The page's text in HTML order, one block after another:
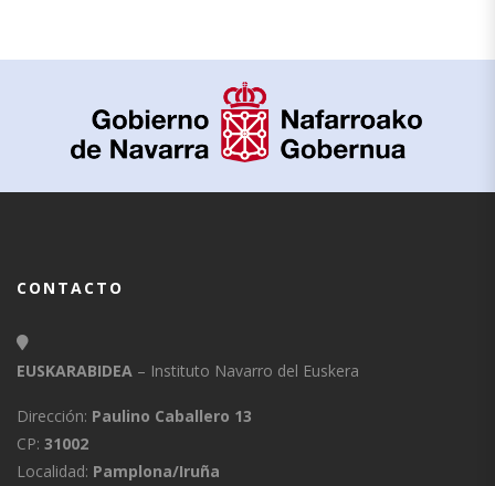
CONTACTO
EUSKARABIDEA – Instituto Navarro del Euskera
Dirección: Paulino Caballero 13
CP: 31002
Localidad: Pamplona/Iruña